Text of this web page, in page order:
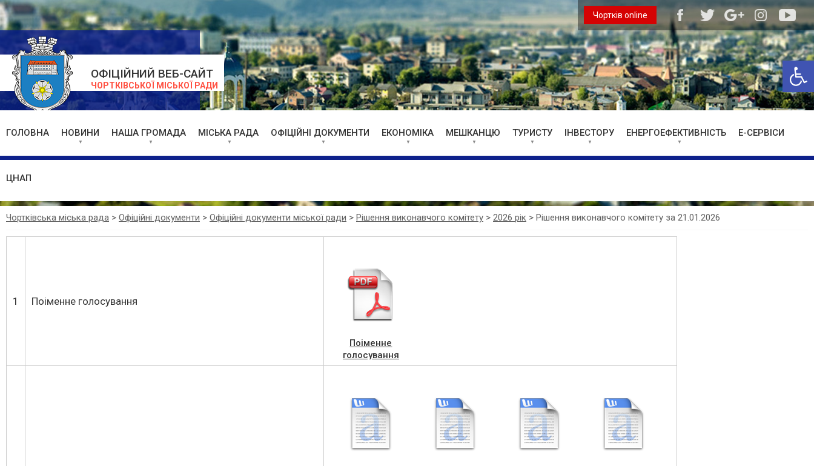
ОФІЦІЙНИЙ ВЕБ-САЙТ
ЧОРТКІВСЬКОЇ МІСЬКОЇ РАДИ
Чортків online
ГОЛОВНА НОВИНИ НАША ГРОМАДА МІСЬКА РАДА ОФІЦІЙНІ ДОКУМЕНТИ ЕКОНОМІКА МЕШКАНЦЮ ТУРИСТУ ІНВЕСТОРУ ЕНЕРГОЕФЕКТИВНІСТЬ Е-СЕРВІСИ
ЦНАП
Чортківська міська рада > Офіційні документи > Офіційні документи міської ради > Рішення виконавчого комітету > 2026 рік > Рішення виконавчого комітету за 21.01.2026
1 Поіменне голосування
Поіменне
голосування
виконавчого